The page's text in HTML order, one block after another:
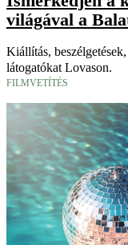
világával a
Kiállítás,
látogatókat Lovason.
FILMVETÍTÉS